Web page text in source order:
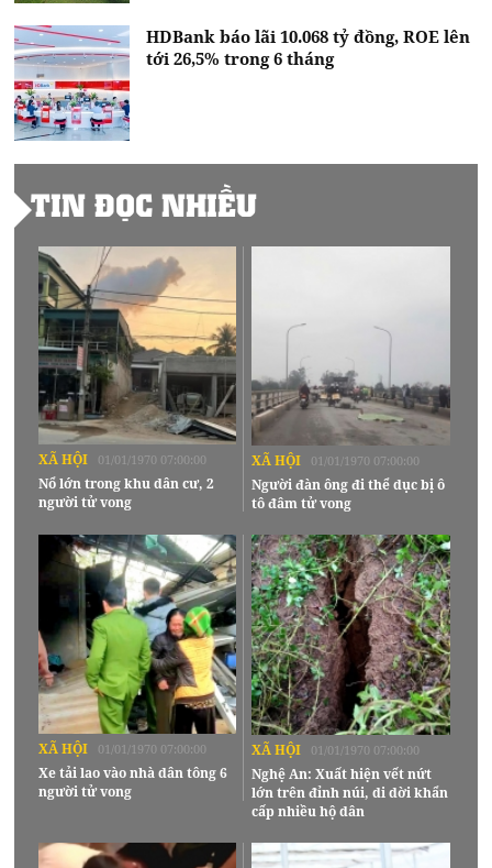
HDBank báo lãi 10.068 tỷ đồng, ROE lên
tới 26,5% trong 6 tháng
TIN ĐỌC NHIỀU
XÃ HỘI 01/01/1970 07:00:00
Nổ lớn trong khu dân cư, 2
người tử vong
XÃ HỘI 01/01/1970 07:00:00
Người đàn ông đi thể dục bị ô
tô đâm tử vong
XÃ HỘI 01/01/1970 07:00:00
Xe tải lao vào nhà dân tông 6
người tử vong
XÃ HỘI 01/01/1970 07:00:00
Nghệ An: Xuất hiện vết nứt
lớn trên đỉnh núi, di dời khẩn
cấp nhiều hộ dân